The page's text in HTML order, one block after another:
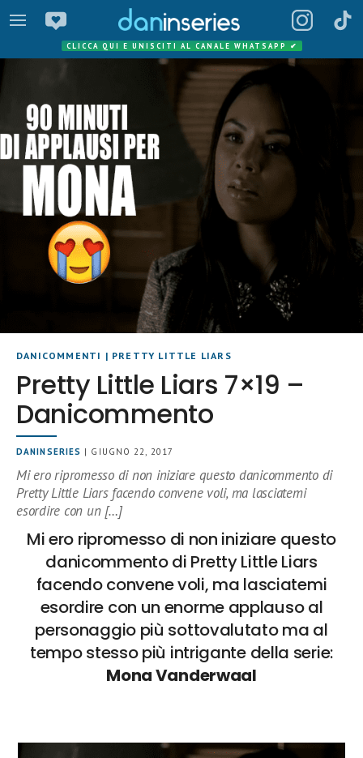
CLICCA QUI E UNISCITI AL CANALE WHATSAPP ✔
DANICOMMENTI | PRETTY LITTLE LIARS
Pretty Little Liars 7×19 –
Danicommento
DANINSERIES | GIUGNO 22, 2017
Mi ero ripromesso di non iniziare questo danicommento di
Pretty Little Liars facendo convene voli, ma lasciatemi
esordire con un […]
Mi ero ripromesso di non iniziare questo
danicommento di Pretty Little Liars
facendo convene voli, ma lasciatemi
esordire con un enorme applauso al
personaggio più sottovalutato ma al
tempo stesso più intrigante della serie:
Mona Vanderwaal